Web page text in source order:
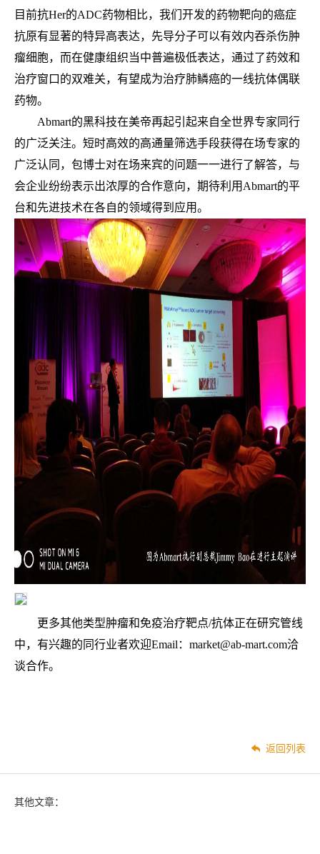
目前抗Her的ADC药物相比，我们开发的药物靶向的癌症
抗原有显著的特异高表达，先导分子可以有效内吞杀伤肿
瘤细胞，而在健康组织当中普遍极低表达，通过了药效和
治疗窗口的双难关，有望成为治疗肺鳞癌的一线抗体偶联
药物。
Abmart的黑科技在美帝再起引起来自全世界专家同行
的广泛关注。短时高效的高通量筛选手段获得在场专家的
广泛认同，包博士对在场来宾的问题一一进行了解答，与
会企业纷纷表示出浓厚的合作意向，期待利用Abmart的平
台和先进技术在各自的领域得到应用。
更多其他类型肿瘤和免疫治疗靶点/抗体正在研究管线
中，有兴趣的同行业者欢迎Email：market@ab-mart.com洽
谈合作。
返回列表
其他文章：